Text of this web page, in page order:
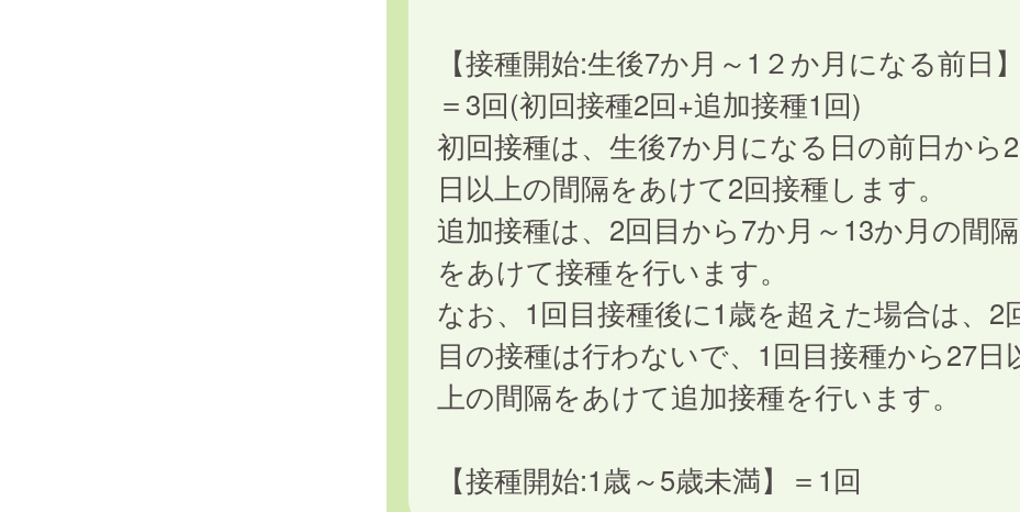
【接種開始:生後7か月～1２か月になる前日】
＝3回(初回接種2回+追加接種1回)
初回接種は、生後7か月になる日の前日から
日以上の間隔をあけて2回接種します。
追加接種は、2回目から7か月～13か月の間隔
をあけて接種を行います。
なお、1回目接種後に1歳を超えた場合は、2
目の接種は行わないで、1回目接種から27日
上の間隔をあけて追加接種を行います。
【接種開始:1歳～5歳未満】＝1回